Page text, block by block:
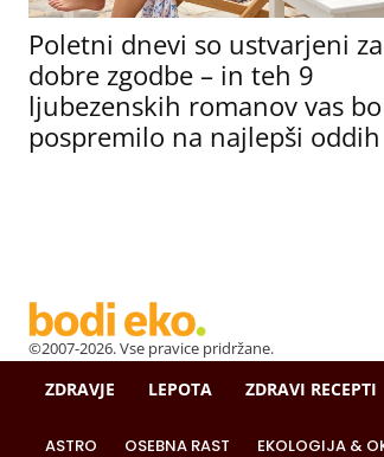
Poletni dnevi so ustvarjeni za
dobre zgodbe – in teh 9
ljubezenskih romanov vas bo
pospremilo na najlepši oddih
©2007-2026. Vse pravice pridržane.
ZDRAVJE LEPOTA ZDRAVI RECEPTI
ASTRO OSEBNA RAST EKOLOGIJA &